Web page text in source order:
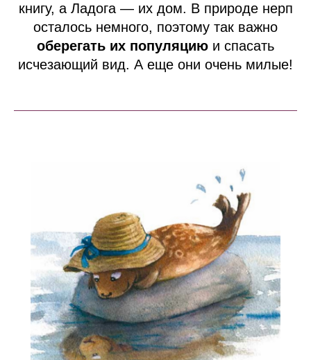
книгу, а Ладога — их дом. В природе нерп
осталось немного, поэтому так важно
оберегать их популяцию и спасать
исчезающий вид. А еще они очень милые!